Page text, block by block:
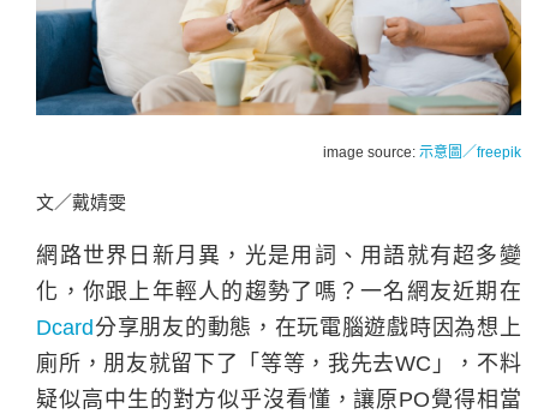
image source: 示意圖／freepik
文／戴婧雯
網路世界日新月異，光是用詞、用語就有超多變
化，你跟上年輕人的趨勢了嗎？一名網友近期在
Dcard分享朋友的動態，在玩電腦遊戲時因為想上
廁所，朋友就留下了「等等，我先去WC」，不料
疑似高中生的對方似乎沒看懂，讓原PO覺得相當